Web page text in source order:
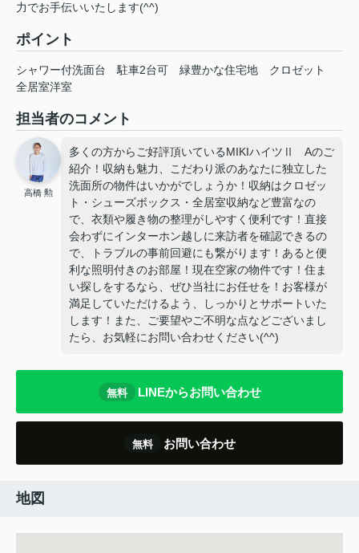
力でお手伝いいたします(^^)
ポイント
シャワー付洗面台 駐車2台可 緑豊かな住宅地
クロゼット
全居室洋室
担当者のコメント
高橋 勲
多くの方からご好評頂いているMIKIハイツⅡ Aのご
紹介！収納も魅力、こだわり派のあなたに独立した
洗面所の物件はいかがでしょうか！収納はクロゼッ
ト・シューズボックス・全居室収納など豊富なの
で、衣類や履き物の整理がしやすく便利です！直接
会わずにインターホン越しに来訪者を確認できるの
で、トラブルの事前回避にも繋がります！あると便
利な照明付きのお部屋！現在空家の物件です！住ま
い探しをするなら、ぜひ当社にお任せを！お客様が
満足していただけるよう、しっかりとサポートいた
します！また、ご要望やご不明な点などございまし
たら、お気軽にお問い合わせください(^^)
無料 LINEからお問い合わせ
無料 お問い合わせ
地図